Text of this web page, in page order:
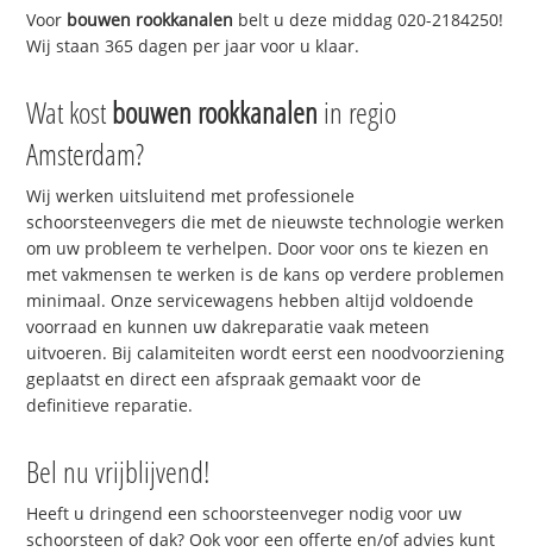
Voor bouwen rookkanalen belt u deze middag 020-2184250!
Wij staan 365 dagen per jaar voor u klaar.
Wat kostbouwen rookkanalen in regio
Amsterdam?
Wij werken uitsluitend met professionele
schoorsteenvegers die met de nieuwste technologie werken
om uw probleem te verhelpen. Door voor ons te kiezen en
met vakmensen te werken is de kans op verdere problemen
minimaal. Onze servicewagens hebben altijd voldoende
voorraad en kunnen uw dakreparatie vaak meteen
uitvoeren. Bij calamiteiten wordt eerst een noodvoorziening
geplaatst en direct een afspraak gemaakt voor de
definitieve reparatie.
Bel nu vrijblijvend!
Heeft u dringend een schoorsteenveger nodig voor uw
schoorsteen of dak? Ook voor een offerte en/of advies kunt